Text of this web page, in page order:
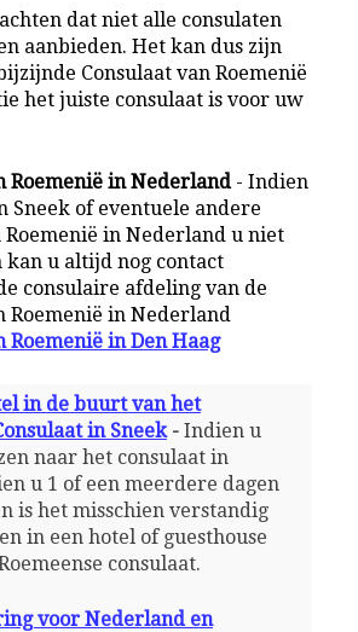
dat niet alle consulaten
aanbieden. Het kan dus zijn
Consulaat van Roemenië
het juiste consulaat is voor uw
Roemenië in Nederland - Indien
Sneek of eventuele andere
Roemenië in Nederland u niet
kan u altijd nog contact
consulaire afdeling van de
Roemenië in Nederland
Roemenië in Den Haag
in de buurt van het
in Sneek- Indien u
naar het consulaat in
u 1 of een meerdere dagen
is het misschien verstandig
in een hotel of guesthouse
consulaat.
voor Nederland en